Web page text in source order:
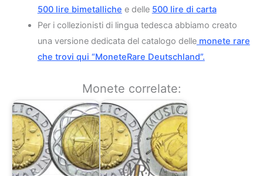
500 lire bimetalliche e delle 500 lire di carta
Per i collezionisti di lingua tedesca abbiamo creato
una versione dedicata del catalogo dellemonete rare
che trovi qui “MoneteRare Deutschland”.
Monete correlate: